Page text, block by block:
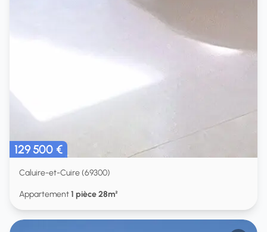
129 500 €
Caluire-et-Cuire (69300)
Appartement1 pièce 28m²